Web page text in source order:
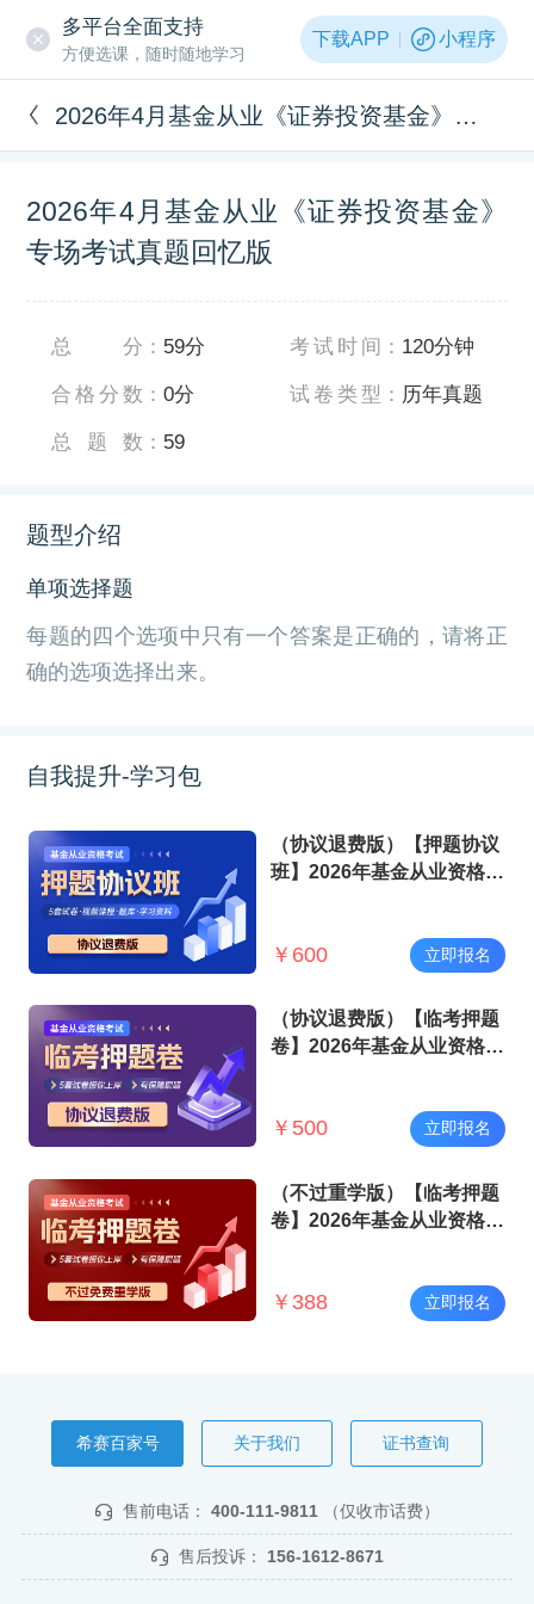
多平台全面支持
方便选课，随时随地学习
下载APP 小程序
2026年4月基金从业《证券投资基金》专场考试真题回忆版
2026年4月基金从业《证券投资基金》
专场考试真题回忆版
总分 ： 59分
合格分数 ：0分
总题数 ： 59
考试时间 ： 120分钟
试卷类型 ： 历年真题
题型介绍
单项选择题
每题的四个选项中只有一个答案是正确的，请将正
确的选项选择出来。
自我提升-学习包
（协议退费版）【押题协议
班】2026年基金从业资格考
￥ 600 立即报名
（协议退费版）【临考押题
卷】2026年基金从业资格考
￥ 500 立即报名
（不过重学版）【临考押题
卷】2026年基金从业资格考
￥ 388 立即报名
希赛百家号 关于我们 证书查询
售前电话： 400-111-9811 （仅收市话费）
售后投诉： 156-1612-8671